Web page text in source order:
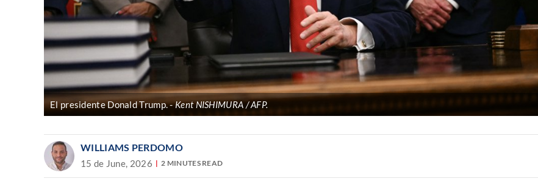
El presidente Donald Trump. Kent NISHIMURA / AFP.
WILLIAMS PERDOMO
15 de June, 2026 2 MINUTES READ